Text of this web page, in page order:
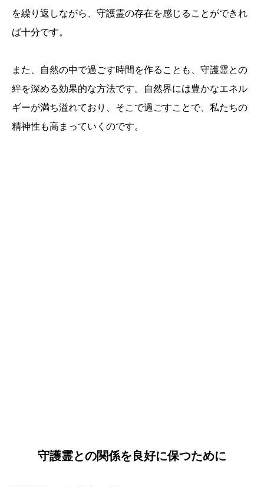
を繰り返しながら、守護霊の存在を感じることができれ
ば十分です。
また、自然の中で過ごす時間を作ることも、守護霊との
絆を深める効果的な方法です。自然界には豊かなエネル
ギーが満ち溢れており、そこで過ごすことで、私たちの
精神性も高まっていくのです。
守護霊との関係を良好に保つために